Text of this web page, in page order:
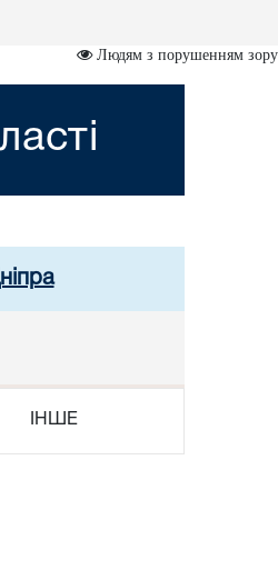
Людям з порушенням зору
ІНШЕ